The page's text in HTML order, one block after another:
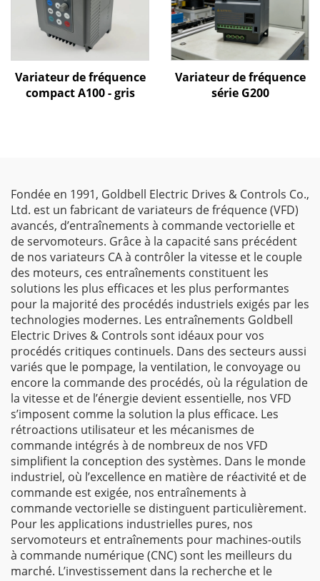
Variateur de fréquence
compact A100 - gris
Variateur de fréquence
série G200
Fondée en 1991, Goldbell Electric Drives & Controls Co.,
Ltd. est un fabricant de variateurs de fréquence (VFD)
avancés, d’entraînements à commande vectorielle et
de servomoteurs. Grâce à la capacité sans précédent
de nos variateurs CA à contrôler la vitesse et le couple
des moteurs, ces entraînements constituent les
solutions les plus efficaces et les plus performantes
pour la majorité des procédés industriels exigés par les
technologies modernes. Les entraînements Goldbell
Electric Drives & Controls sont idéaux pour vos
procédés critiques continuels. Dans des secteurs aussi
variés que le pompage, la ventilation, le convoyage ou
encore la commande des procédés, où la régulation de
la vitesse et de l’énergie devient essentielle, nos VFD
s’imposent comme la solution la plus efficace. Les
rétroactions utilisateur et les mécanismes de
commande intégrés à de nombreux de nos VFD
simplifient la conception des systèmes. Dans le monde
industriel, où l’excellence en matière de réactivité et de
commande est exigée, nos entraînements à
commande vectorielle se distinguent particulièrement.
Pour les applications industrielles pures, nos
servomoteurs et entraînements pour machines-outils
à commande numérique (CNC) sont les meilleurs du
marché. L’investissement dans la recherche et le